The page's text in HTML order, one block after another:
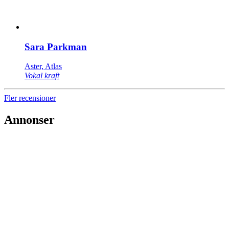
Sara Parkman
Aster, Atlas
Vokal kraft
Fler recensioner
Annonser